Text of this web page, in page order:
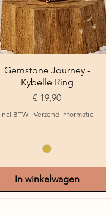
Snel overzicht
Gemstone Journey -
Kybelle Ring
Prijs
€ 19,90
incl.BTW |Verzend informatie
In winkelwagen